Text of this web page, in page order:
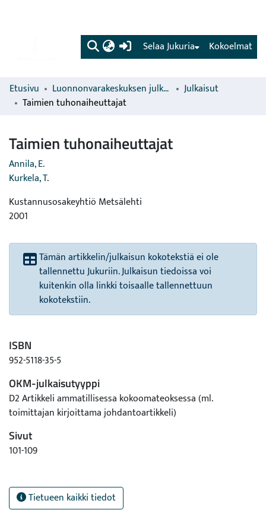
(current) Kokoelmat
Selaa Jukuria
Etusivu Luonnonvarakeskuksen julkaisut
Julkaisut
Taimien tuhonaiheuttajat
Taimien tuhonaiheuttajat
Annila, E.
Kurkela, T.
Kustannusosakeyhtiö Metsälehti
2001
Tämän artikkelin/julkaisun kokotekstiä ei ole
tallennettu Jukuriin. Julkaisun tiedoissa voi
kuitenkin olla linkki toisaalle tallennettuun
kokotekstiin.
ISBN
952-5118-35-5
OKM-julkaisutyyppi
D2 Artikkeli ammatillisessa kokoomateoksessa (ml.
toimittajan kirjoittama johdantoartikkeli)
Sivut
101-109
Tietueen kaikki tiedot